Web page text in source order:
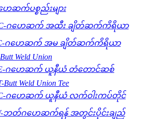
ဆက်ပစ္စည်းများ
ဂဟေဆက် အထီး ချိတ်ဆက်ကိရိယာ
ဂဟေဆက် အမ ချိတ်ဆက်ကိရိယာ
Weld Union
ဂဟေဆက် ယူနီယံ တံတောင်ဆစ်
Butt Weld Union Tee
ဂဟေဆက် ယူနီယံ လက်ဝါးကပ်တိုင်
ဘတ်ဂဟေဆက်ရန် အတွင်းပိုင်းချည်